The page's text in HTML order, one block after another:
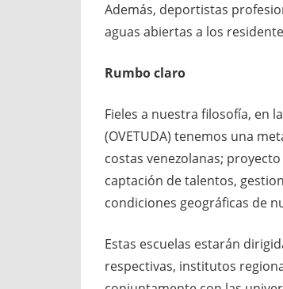
Además, deportistas
aguas abiertas a los
Rumbo claro
Fieles a nuestra filosofía, en
(OVETUDA) tenemos una
costas venezolanas;
captación de talentos,
condiciones geográficas de
Estas escuelas estarán
respectivas, institutos